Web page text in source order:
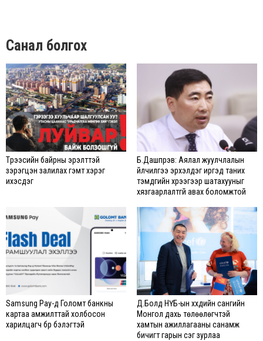
Санал болгох
Түрээсийн байрны эрэлттэй
зэрэгцэн залилах гэмт хэрэг
ихэсдэг
Б.Дашпүрэв: Аялал жуулчлалын
үйлчилгээ эрхэлдэг иргэд таних
тэмдгийн хүрээгээр шатахууныг
хязгаарлалтгүй авах боломжтой
Samsung Pay-д Голомт банкны
картаа амжилттай холбосон
харилцагч бүр бэлэгтэй
Д.Болд НҮБ-ын хүүхдийн сангийн
Монгол дахь төлөөлөгчтэй
хамтын ажиллагааны санамж
бичигт гарын үсэг зурлаа